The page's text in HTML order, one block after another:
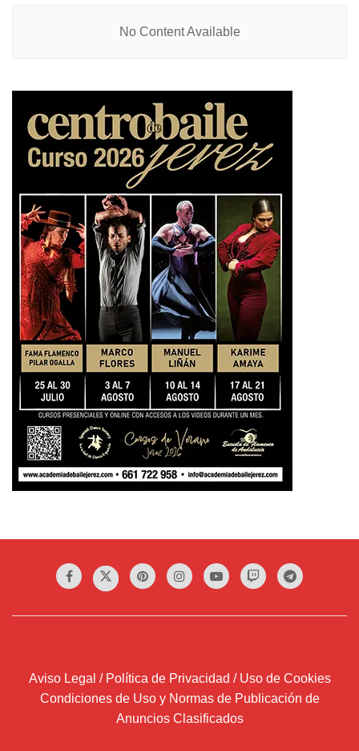
No Content Available
Aviso Legal / Política de Privacidad / Uso de Cookies
Condiciones de Uso y Normas de Publicación de
Anuncios Clasificados